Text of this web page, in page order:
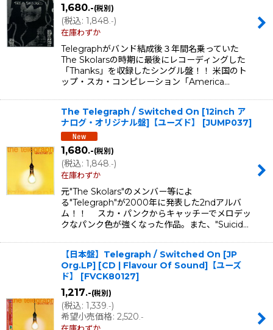
1,680.-(税別)
(税込: 1,848 .-)
在庫わずか
Telegraphがバンド結成後３年間名乗っていた
The Skolarsの時期に最後にレコーディングした
「Thanks」を収録したシングル盤！！ 米国のト
ップ・スカ・コンピレーション「America…
The Telegraph / Switched On [12inch ア
ナログ・オリジナル盤]【ユーズド】
[JUMP037]
1,680.-(税別)
(税込: 1,848 .-)
在庫わずか
元"The Skolars"のメンバー等によ
る"Telegraph"が2000年に発表した2ndアルバ
ム！！ スカ・パンクからキャッチーでメロデッ
クなパンク色が強くなった作品。また、"Suicid…
【日本盤】Telegraph / Switched On [JP
Org.LP] [CD | Flavour Of Sound]【ユーズ
ド】
[FVCK80127]
1,217.-(税別)
(税込: 1,339 .-)
希望小売価格: 2,520 .-
在庫わずか